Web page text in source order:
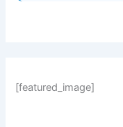
[featured_image]